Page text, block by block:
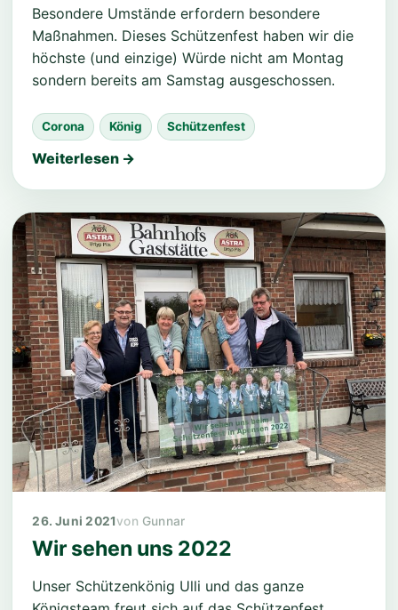
Besondere Umstände erfordern besondere
Maßnahmen. Dieses Schützenfest haben wir die
höchste (und einzige) Würde nicht am Montag
sondern bereits am Samstag ausgeschossen.
Corona König Schützenfest
Weiterlesen →
26. Juni 2021 Gunnar
Wir sehen uns 2022
Unser Schützenkönig Ulli und das ganze